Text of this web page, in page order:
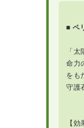
■ ペ
「
命力
をも
守護
【